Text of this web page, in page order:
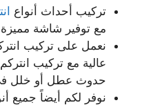
تركيب أحداث أنواع
مع توفير شاشة
نعمل على تركيب
عالية مع تركيب
حدوث عطل أو خلل
نوفر لكم أيضاً جميع